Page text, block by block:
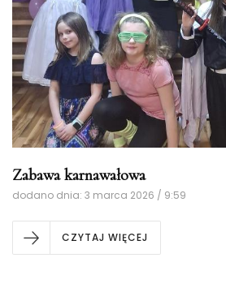
Zabawa karnawałowa
dodano dnia: 3 marca 2026 / 9:59
CZYTAJ WIĘCEJ